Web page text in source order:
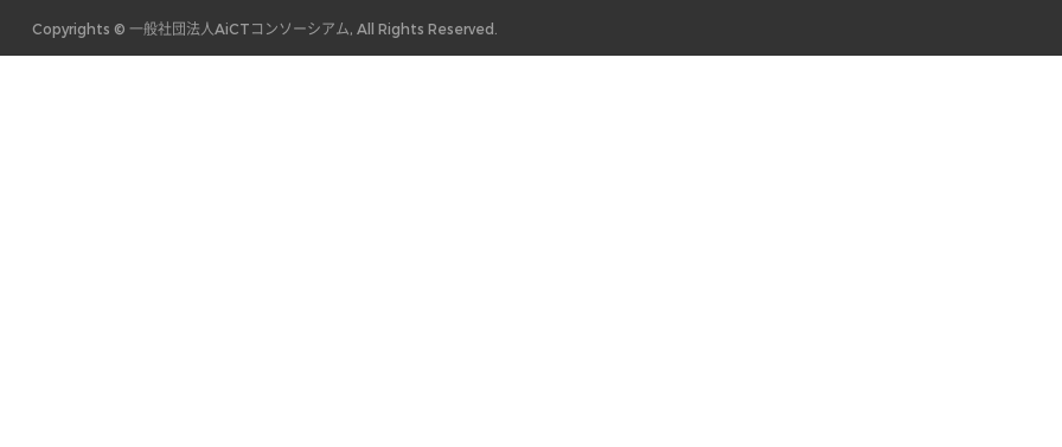
Copyrights © 一般社団法人AiCTコンソーシアム, All Rights Reserved.